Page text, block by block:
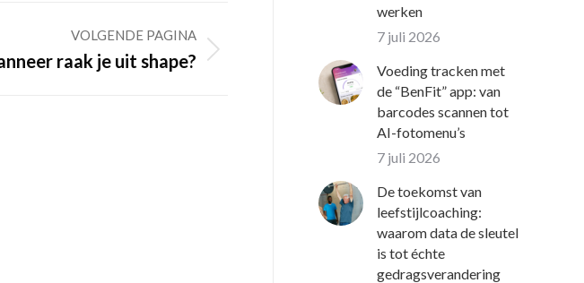
VOLGENDE PAGINA
raak je uit shape?
werken
7 juli 2026
Voeding tracken met
de “BenFit” app: van
barcodes scannen tot
AI-fotomenu’s
7 juli 2026
De toekomst van
leefstijlcoaching:
waarom data de sleutel
is tot échte
gedragsverandering